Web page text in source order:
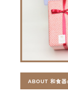
ABOUT 和食